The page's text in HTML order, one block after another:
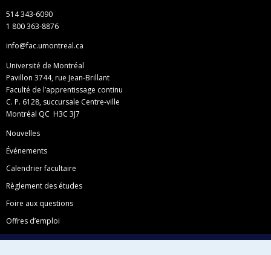
514 343-6090
1 800 363-8876
info@fac.umontreal.ca
Université de Montréal
Pavillon 3744, rue Jean-Brillant
Faculté de l’apprentissage continu
C. P. 6128, succursale Centre-ville
Montréal QC H3C 3J7
Nouvelles
Événements
Calendrier facultaire
Règlement des études
Foire aux questions
Offres d’emploi
Facebook